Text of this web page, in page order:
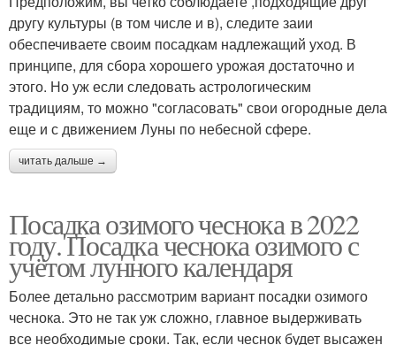
другу культуры (в том числе и в), следите заии
обеспечиваете своим посадкам надлежащий уход. В
принципе, для сбора хорошего урожая достаточно и
этого. Но уж если следовать астрологическим
традициям, то можно "согласовать" свои огородные дела
еще и с движением Луны по небесной сфере.
читать дальше →
Посадка озимого чеснока в 2022
году. Посадка чеснока озимого с
учётом лунного календаря
Более детально рассмотрим вариант посадки озимого
чеснока. Это не так уж сложно, главное выдерживать
все необходимые сроки. Так, если чеснок будет высажен